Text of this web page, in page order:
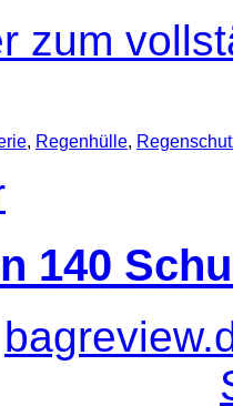
zum
, Regenhülle,
140